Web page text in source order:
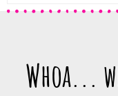
Whoa...